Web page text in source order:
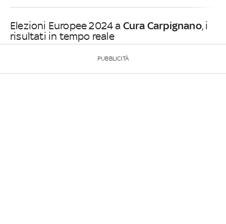
Elezioni Europee 2024 a Cura Carpignano, i
risultati in tempo reale
PUBBLICITÀ